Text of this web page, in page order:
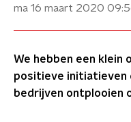
ma 16 maart 2020
We hebben een klein
positieve initiatieven
bedrijven ontplooien